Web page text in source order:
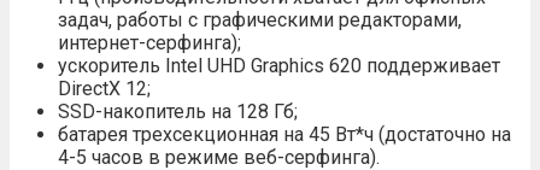
задач, работы с графическими редакторами,
интернет-серфинга);
ускоритель Intel UHD Graphics 620 поддерживает
DirectX 12;
SSD-накопитель на 128 Гб;
батарея трехсекционная на 45 Вт*ч (достаточно на
4-5 часов в режиме веб-серфинга).